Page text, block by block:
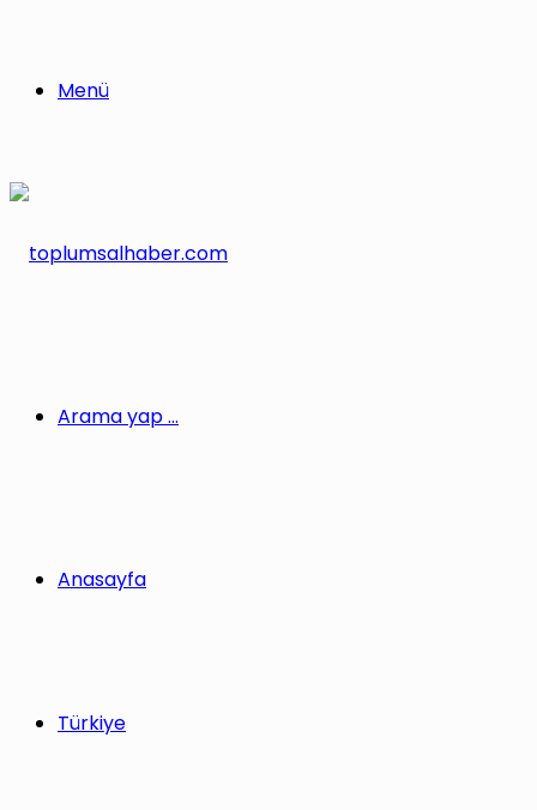
Menü
Arama yap ...
Anasayfa
Türkiye